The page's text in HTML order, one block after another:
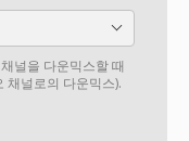
널을 다운믹스할 때
채널로의 다운믹스).